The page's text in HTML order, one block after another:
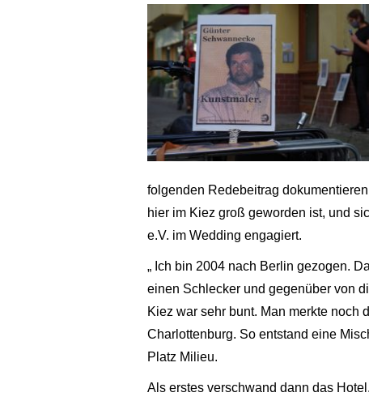
folgenden Redebeitrag
hier im Kiez groß geworden ist, und
e.V. im Wedding engagiert.
„ Ich bin 2004 nach Berlin gezogen.
einen Schlecker und gegenüber von
Kiez war sehr bunt. Man merkte noch
Charlottenburg. So entstand eine
Platz Milieu.
Als erstes verschwand dann das